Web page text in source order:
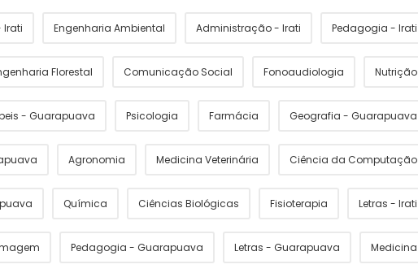
Irati Engenharia Ambiental Administração - Irati Pedagogia - Irati
Florestal Comunicação Social Fonoaudiologia Nutrição
- Guarapuava Psicologia Farmácia Geografia - Guarapuava
Agronomia Medicina Veterinária Ciência da Computação
Química Ciências Biológicas Fisioterapia Letras - Irati
Pedagogia - Guarapuava Letras - Guarapuava Medicina